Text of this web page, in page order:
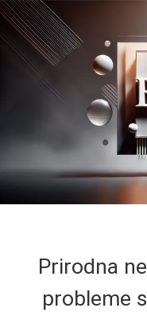
Prirodna
probleme